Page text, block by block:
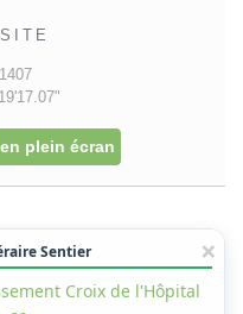
plein écran
Sentier
Croix de l'Hôpital